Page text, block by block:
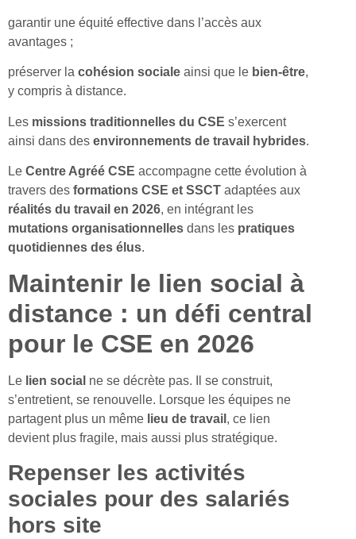
garantir une équité effective dans l’accès aux
avantages ;
préserver la cohésion sociale ainsi que le bien-être,
y compris à distance.
Les missions traditionnelles du CSE s’exercent
ainsi dans des environnements de travail hybrides.
Le Centre Agréé CSE accompagne cette évolution à
travers des formations CSE et SSCT adaptées aux
réalités du travail en 2026, en intégrant les
mutations organisationnelles dans les pratiques
quotidiennes des élus.
Maintenir le lien social à
distance : un défi central
pour le CSE en 2026
Le lien social ne se décrète pas. Il se construit,
s’entretient, se renouvelle. Lorsque les équipes ne
partagent plus un même lieu de travail , ce lien
devient plus fragile, mais aussi plus stratégique.
Repenser les activités
sociales pour des salariés
hors site